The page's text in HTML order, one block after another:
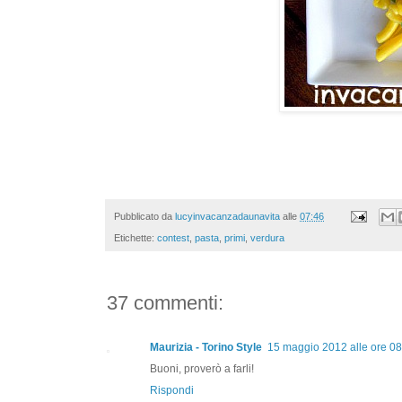
Pubblicato da lucyinvacanzadaunavita alle 07:46
Etichette: contest pasta primi verdura
37 commenti:
Maurizia - Torino Style 15 maggio 2012 alle ore
Buoni, proverò a farli!
Rispondi